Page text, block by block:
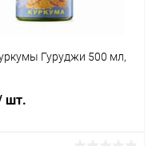
Гуруджи 500 мл,
шт.